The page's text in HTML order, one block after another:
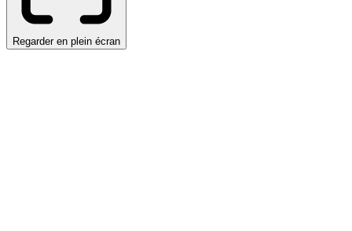
Regarder en plein écran